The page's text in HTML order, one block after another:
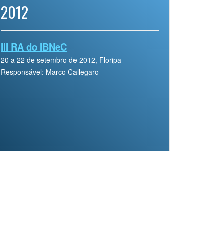
2012
III RA do IBNeC
20 a 22 de setembro de 2012, Floripa
Responsável: Marco Callegaro